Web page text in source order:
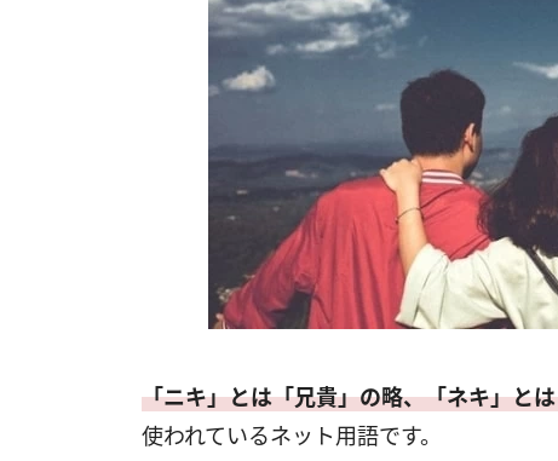
「ニキ」とは「兄貴」の略、「ネキ」と
使われているネット用語です。